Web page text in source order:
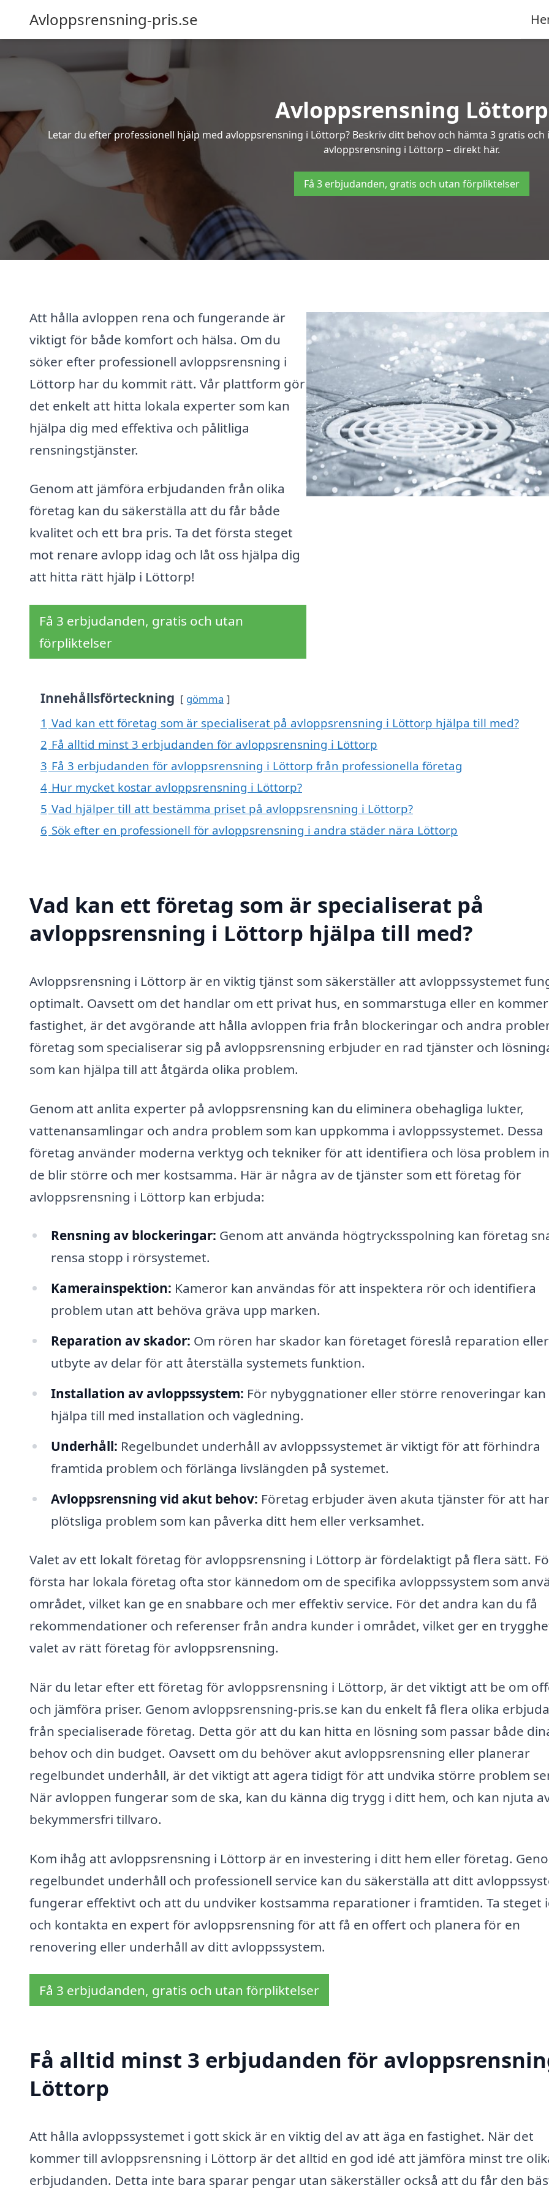
Avloppsrensning-pris.se
Avloppsrensning Löttorp
Letar du efter professionell hjälp med avloppsrensning i Löttorp? Beskriv ditt behov och hämta 3 gratis
avloppsrensning i Löttorp – direkt här.
Få 3 erbjudanden, gratis och utan förpliktelser
Att hålla avloppen rena och fungerande är
viktigt för både komfort och hälsa. Om du
söker efter professionell avloppsrensning i
Löttorp har du kommit rätt. Vår plattform gör
det enkelt att hitta lokala experter som kan
hjälpa dig med effektiva och pålitliga
rensningstjänster.
Genom att jämföra erbjudanden från olika
företag kan du säkerställa att du får både
kvalitet och ett bra pris. Ta det första steget
mot renare avlopp idag och låt oss hjälpa dig
att hitta rätt hjälp i Löttorp!
Få 3 erbjudanden, gratis och utan
förpliktelser
Innehållsförteckning gömma
1 Vad kan ett företag som är specialiserat på avloppsrensning i Löttorp hjälpa till med?
2 Få alltid minst 3 erbjudanden för avloppsrensning i Löttorp
3 Få 3 erbjudanden för avloppsrensning i Löttorp från professionella företag
4 Hur mycket kostar avloppsrensning i Löttorp?
5 Vad hjälper till att bestämma priset på avloppsrensning i Löttorp?
6 Sök efter en professionell för avloppsrensning i andra städer nära Löttorp
Vad kan ett företag som är specialiserat på
avloppsrensning i Löttorp hjälpa till med?
Avloppsrensning i Löttorp är en viktig tjänst som säkerställer att avloppssystemet
optimalt. Oavsett om det handlar om ett privat hus, en sommarstuga eller en
fastighet, är det avgörande att hålla avloppen fria från blockeringar och andra
företag som specialiserar sig på avloppsrensning erbjuder en rad tjänster och
som kan hjälpa till att åtgärda olika problem.
Genom att anlita experter på avloppsrensning kan du eliminera obehagliga lukter,
vattenansamlingar och andra problem som kan uppkomma i avloppssystemet. Dessa
företag använder moderna verktyg och tekniker för att identifiera och lösa problem
de blir större och mer kostsamma. Här är några av de tjänster som ett företag för
avloppsrensning i Löttorp kan erbjuda:
Rensning av blockeringar: Genom att använda högtrycksspolning kan företag
rensa stopp i rörsystemet.
Kamerainspektion: Kameror kan användas för att inspektera rör och identifiera
problem utan att behöva gräva upp marken.
Reparation av skador: Om rören har skador kan företaget föreslå reparation eller
utbyte av delar för att återställa systemets funktion.
Installation av avloppssystem: För nybyggnationer eller större renoveringar kan
hjälpa till med installation och vägledning.
Underhåll: Regelbundet underhåll av avloppssystemet är viktigt för att förhindra
framtida problem och förlänga livslängden på systemet.
Avloppsrensning vid akut behov: Företag erbjuder även akuta tjänster för att
plötsliga problem som kan påverka ditt hem eller verksamhet.
Valet av ett lokalt företag för avloppsrensning i Löttorp är fördelaktigt på flera sätt.
första har lokala företag ofta stor kännedom om de specifika avloppssystem som
området, vilket kan ge en snabbare och mer effektiv service. För det andra kan du få
rekommendationer och referenser från andra kunder i området, vilket ger en
valet av rätt företag för avloppsrensning.
När du letar efter ett företag för avloppsrensning i Löttorp, är det viktigt att be om
och jämföra priser. Genom avloppsrensning-pris.se kan du enkelt få flera olika
från specialiserade företag. Detta gör att du kan hitta en lösning som passar både
behov och din budget. Oavsett om du behöver akut avloppsrensning eller planerar
regelbundet underhåll, är det viktigt att agera tidigt för att undvika större problem
När avloppen fungerar som de ska, kan du känna dig trygg i ditt hem, och kan njuta
bekymmersfri tillvaro.
Kom ihåg att avloppsrensning i Löttorp är en investering i ditt hem eller företag.
regelbundet underhåll och professionell service kan du säkerställa att ditt
fungerar effektivt och att du undviker kostsamma reparationer i framtiden. Ta steget
och kontakta en expert för avloppsrensning för att få en offert och planera för en
renovering eller underhåll av ditt avloppssystem.
Få 3 erbjudanden, gratis och utan förpliktelser
Få alltid minst 3 erbjudanden för
Löttorp
Att hålla avloppssystemet i gott skick är en viktig del av att äga en fastighet. När det
kommer till avloppsrensning i Löttorp är det alltid en god idé att jämföra minst tre
erbjudanden. Detta inte bara sparar pengar utan säkerställer också att du får den